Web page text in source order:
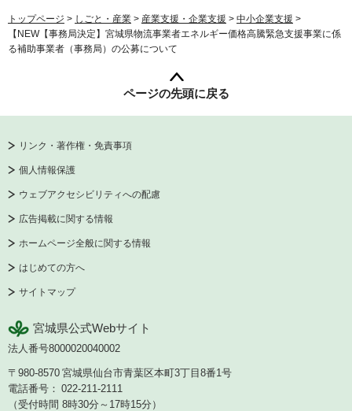
トップページ > しごと・産業 > 産業支援・企業支援 > 中小企業支援 >
【NEW【事務局決定】宮城県物流事業者エネルギー価格高騰緊急支援事業に係
る補助事業者（事務局）の公募について
ページの先頭に戻る
リンク・著作権・免責事項
個人情報保護
ウェブアクセシビリティへの配慮
広告掲載に関する情報
ホームページ全般に関する情報
はじめての方へ
サイトマップ
宮城県公式Webサイト
法人番号8000020040002
〒980-8570 宮城県仙台市青葉区本町3丁目8番1号
電話番号： 022-211-2111
（受付時間 8時30分～17時15分）